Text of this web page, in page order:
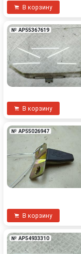
В корзину
№ AP55367619
В корзину
№ AP55026947
В корзину
№ AP54933310